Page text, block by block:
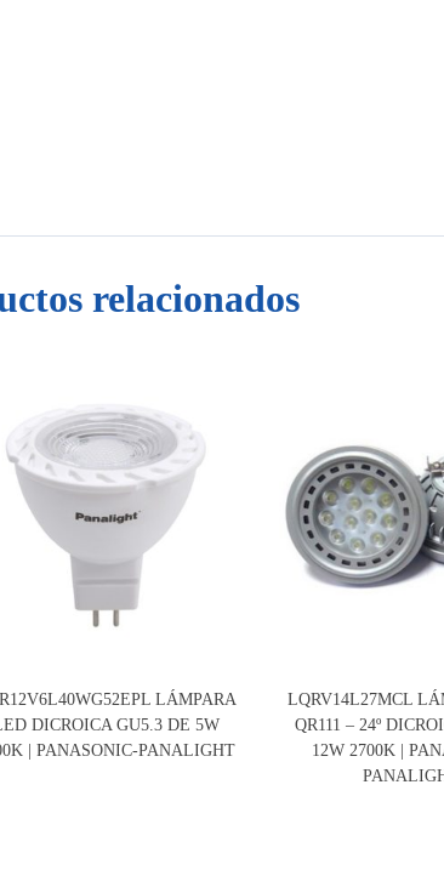
relacionados
LÁMPARA
DICROICA GU5.3 DE 5W
| PANASONIC-PANALIGHT
LQRV14L27MCL
QR111 – 24º
12W 2700K |